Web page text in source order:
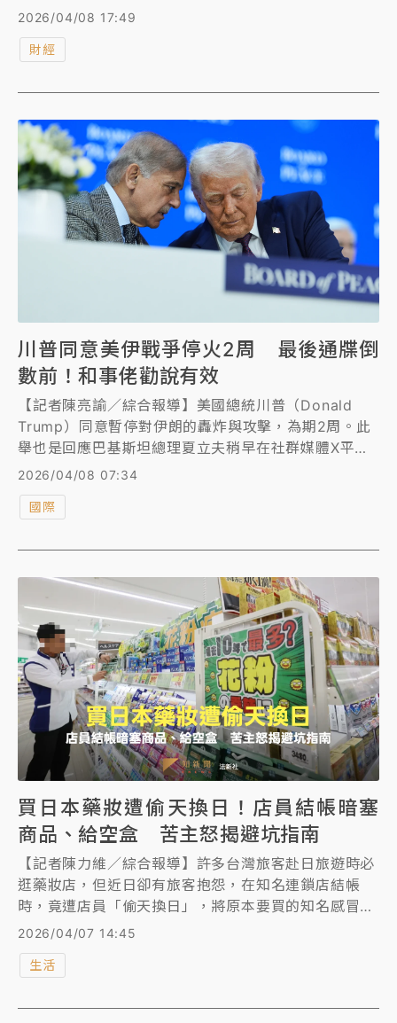
元，以169.8萬元的震撼價搶市。全新Solterra XT不僅
系統後綜效馬力高達338匹，零百加速僅需5.1秒。此
500公里提升至601公里，充電效率與內外觀科技配備
也皆有感升級，總代理回饋消費者，前50名車主還可享
有專屬1.99%低利率72期全額貸款，與U-Power充電6
折優惠。
2026/04/08 17:49
財經
川普同意美伊戰爭停火2周 最後通牒倒
數前！和事佬勸說有效
【記者陳亮諭／綜合報導】美國總統川普（Donald
Trump）同意暫停對伊朗的轟炸與攻擊，為期2周。此
舉也是回應巴基斯坦總理夏立夫稍早在社群媒體X平台
的發文，和平解決中東戰火有望在不久的未來有實質成
果，「我懇請川普總統將這個最後期限延長2周。」
2026/04/08 07:34
國際
買日本藥妝遭偷天換日！店員結帳暗塞
商品、給空盒 苦主怒揭避坑指南
【記者陳力維／綜合報導】許多台灣旅客赴日旅遊時必
逛藥妝店，但近日卻有旅客抱怨，在知名連鎖店結帳
時，竟遭店員「偷天換日」，將原本要買的知名感冒藥
掉包成店家推銷品牌。此事件在網路上引發廣大迴響，
條碼，甚至結帳後袋中只被放入空盒等誇張行徑。對
璧」呼籲民眾結帳時務必盯緊，並親自解析藥妝店狂推
2026/04/07 14:45
生活